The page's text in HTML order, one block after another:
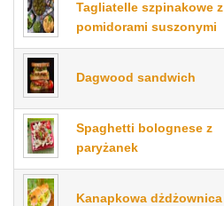
Tagliatelle szpinakowe z
pomidorami suszonymi
Dagwood sandwich
Spaghetti bolognese z
paryżanek
Kanapkowa dżdżownica